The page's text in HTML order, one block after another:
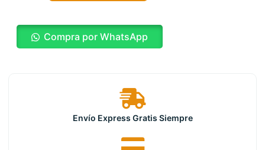
Compra por WhatsApp
Envío Express Gratis Siempre